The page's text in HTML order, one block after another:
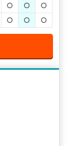
○ ○
○
○ ○ ○